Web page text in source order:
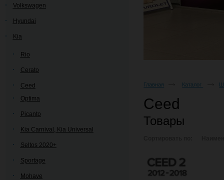
Volkswagen
Hyundai
Kia
Rio
Cerato
Ceed
Optima
Picanto
Kia Carnival, Kia Universal
Seltos 2020+
Sportage
Mohave
Главная Каталог
Ceed
Товары